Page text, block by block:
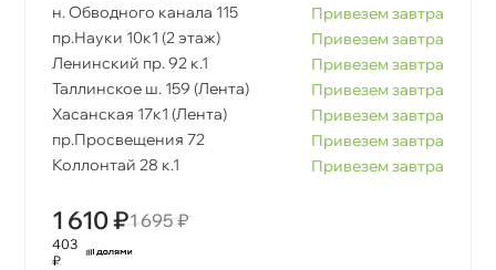
н. Обводного канала 115
Привезем завтра
пр.Науки 10к1 (2 этаж)
Привезем завтра
Ленинский пр. 92 к.1
Привезем завтра
Таллинское ш. 159 (Лента)
Привезем завтра
Хасанская 17к1 (Лента)
Привезем завтра
пр.Просвещения 72
Привезем завтра
Коллонтай 28 к.1
Привезем завтра
1 610 ₽1 695 ₽
403
₽